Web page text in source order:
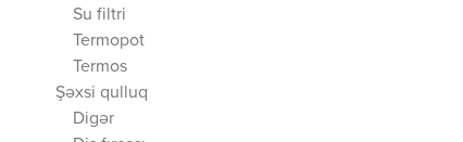
Su filtri
Termopot
Termos
Şəxsi qulluq
Digər